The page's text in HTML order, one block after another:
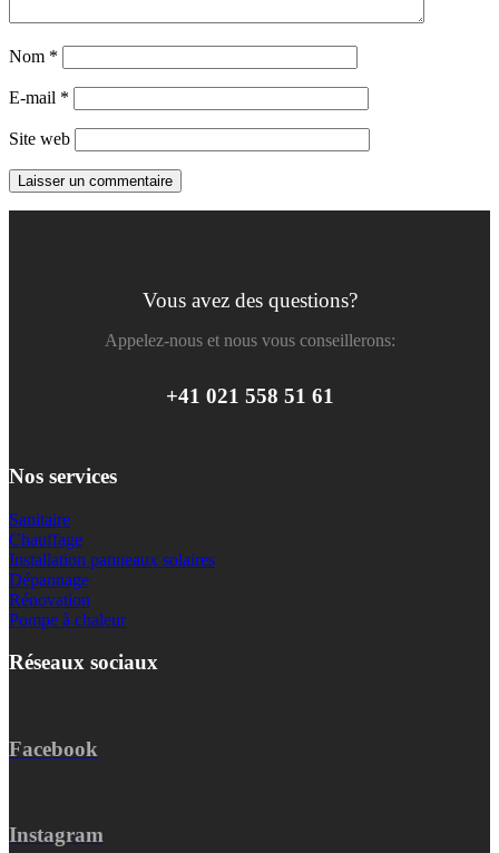
Nom *
E-mail *
Site web
Vous avez des questions?
Appelez-nous et nous vous conseillerons:
+41 021 558 51 61
Nos services
Sanitaire
Chauffage
Installation panneaux solaires
Dépannage
Rénovation
Pompe à chaleur
Réseaux sociaux
Facebook
Instagram